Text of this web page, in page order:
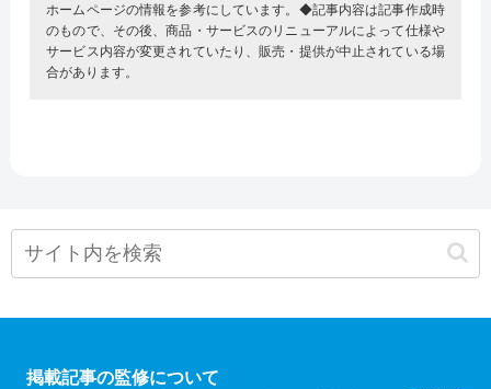
ホームページの情報を参考にしています。◆記事内容は記事作成時
のもので、その後、商品・サービスのリニューアルによって仕様や
サービス内容が変更されていたり、販売・提供が中止されている場
合があります。
掲載記事の監修について